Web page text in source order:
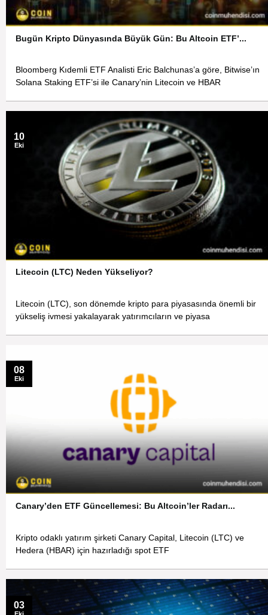
Bugün Kripto Dünyasında Büyük Gün: Bu Altcoin ETF’...
Bloomberg Kıdemli ETF Analisti Eric Balchunas’a göre, Bitwise’ın
Solana Staking ETF’si ile Canary’nin Litecoin ve HBAR
Litecoin (LTC) Neden Yükseliyor?
Litecoin (LTC), son dönemde kripto para piyasasında önemli bir
yükseliş ivmesi yakalayarak yatırımcıların ve piyasa
10
Eki
Canary’den ETF Güncellemesi: Bu Altcoin’ler Radarı...
Kripto odaklı yatırım şirketi Canary Capital, Litecoin (LTC) ve
Hedera (HBAR) için hazırladığı spot ETF
08
Eki
03
Eki